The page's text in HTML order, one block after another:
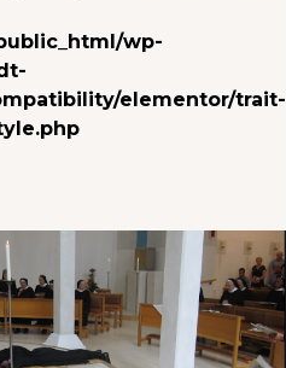
wp-
elementor/trait-